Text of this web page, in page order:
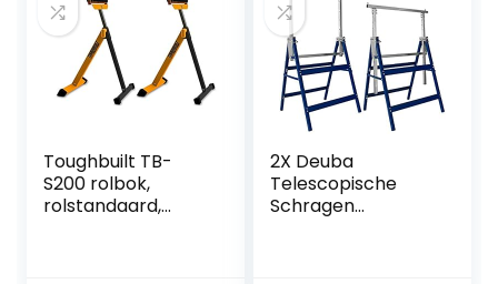
Toughbuilt TB-
S200 rolbok,
rolstandaard,
2X Deuba
Telescopische
Schragen